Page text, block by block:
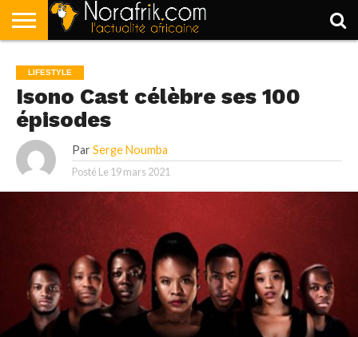
POLITIQUE
SOCIÉTÉ
ECONOMIE
SPORT
LIFESTYLE
LIFESTYLE
Isono Cast célèbre ses 100
épisodes
Par Serge Noumba
Posté Le 19 mars 2021